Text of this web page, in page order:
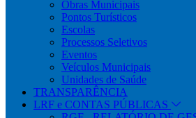
Obras Municipais
Pontos Turísticos
Escolas
Processos Seletivos
Eventos
Veículos Municipais
Unidades de Saúde
TRANSPARÊNCIA
LRF e CONTAS PÚBLICAS